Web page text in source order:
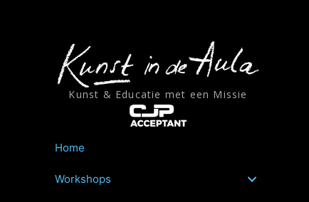
Kunst & Educatie met een Missie
Home
Workshops